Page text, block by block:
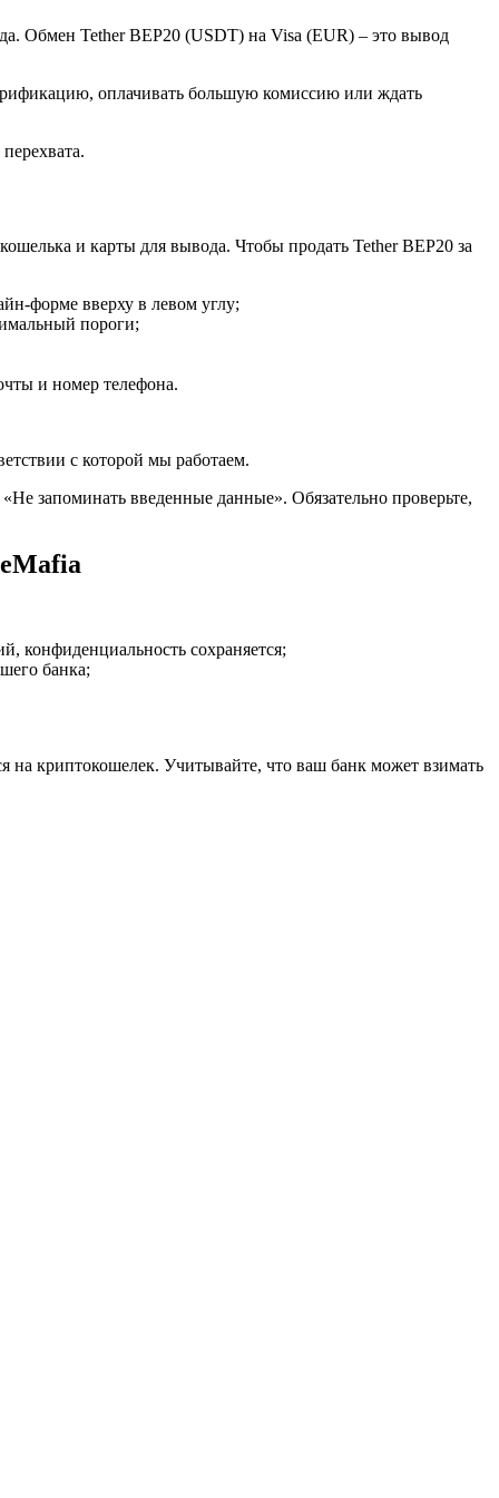
Обмен Tether BEP20 (USDT) на Visa (EUR) – это вывод
оплачивать большую комиссию или ждать
и карты для вывода. Чтобы продать Tether BEP20 за
форме вверху в левом углу;
пороги;
и номер телефона.
с которой мы работаем.
запоминать введенные данные». Обязательно проверьте,
конфиденциальность сохраняется;
банка;
на криптокошелек. Учитывайте, что ваш банк может взимать